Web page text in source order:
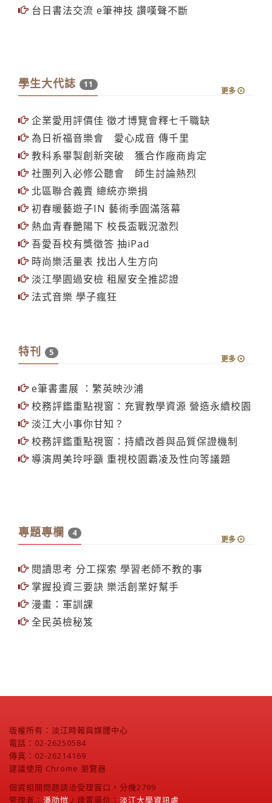
台日書法交流 e筆神技 讚嘆聲不斷
學生大代誌 11
更多
企業愛用評價佳 徵才博覽會釋七千職缺
為日祈福音樂會 愛心成音 傳千里
教科系畢製創新突破 獲合作廠商肯定
社團列入必修公聽會 師生討論熱烈
北區聯合義賣 總統亦樂捐
初春暖藝遊子IN 藝術季圓滿落幕
熱血青春艷陽下 校長盃戰況激烈
吾愛吾校有獎徵答 抽iPad
時尚樂活量表 找出人生方向
淡江學園過安檢 租屋安全推認證
法式音樂 學子瘋狂
特刊 5
更多
e筆書畫展 ：繁英映沙浦
校務評鑑重點視窗：充實教學資源 營造永續校園
淡江大小事你甘知？
校務評鑑重點視窗：持續改善與品質保證機制
導演周美玲呼籲 重視校園霸凌及性向等議題
專題專欄 4
更多
閱讀思考 分工探索 學習老師不教的事
掌握投資三要訣 樂活創業好幫手
漫畫：軍訓課
全民英檢秘笈
版權所有：淡江時報與媒體中心
電話：02-26250584
傳真：02-26214169
建議使用 Chrome 瀏覽器
個資相關問題請洽受理窗口，分機2799
管理者： 潘劭愷 / 建置單位： 淡江大學資訊處